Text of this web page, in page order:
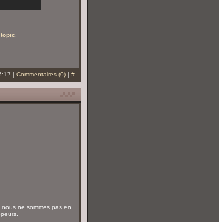
topic
| Commentaires (0)| #
ne sommes pas en